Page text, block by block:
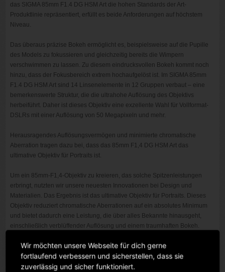
das SIGMA 85mm F1.4 DG HSM Art die hohen Standards der Art-
Produktlinie repräsentiert, erfüllt es beide Anforderungen auf höchstem
Niveau.
Das überaus präzise Bokeh ermöglicht es, beispielsweise auf die Pupille
des Models zu fokussieren und gleichzeitig bereits die Wimpern
verschwimmen zu lassen. Zu diesem eindrucksvollen Bokeh kommt noch
hinzu, dass der Fokusbereich extrem hochaufgelöst ist. Im SIGMA 85mm
F1.4 DG HSM Art sind 14 Linsenelemente in 12 Gruppen verbaut – eine
bemerkenswerte Struktur, die die ultrahohe Auflösung des Objektivs
herbeiführt. Daher ist dieses Objektiv eine exzellente Wahl für Vollformat-
DSLRs mit einer Auflösung von 50 Megapixeln und mehr.
Herausragendes Auflösungsvermögen und minimierte chromatische
Aberration tragen dazu bei, dass das 85mm F1,4 DG HSM Art das
ultimative Objektiv für Portraits ist.
Um ein 85mm-F1,4-Objektiv zu kreieren, das solche Spitzenleistungen
erbringt, nutzten wir unsere neuesten Innovationen bei Design und
Materialien. Das Ergebnis ist das ultimative Objektiv für Portraits. Dieses
Objektiv reduziert chromatische Aberrationen auf ein absolutes Minimum
und bietet dadurch eine Leistung, die über alles Bekannte hinausgeht,
einschließlich verblüffender Auflösung und einem traumhaften Bokeh.
Bildqualität – perfekt für hochauflösende Digitalkameras
Wir möchten unsere Webseite für dich gerne
fortlaufend verbessern und sicherstellen, dass sie
zuverlässig und sicher funktioniert.